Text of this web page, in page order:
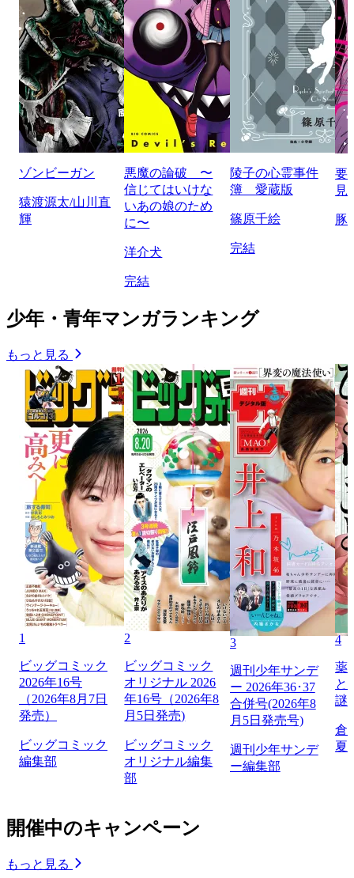
ゾンビーガン
猿渡源太/山川直
輝
悪魔の論破 〜
信じてはいけな
いあの娘のため
に〜
洋介犬
完結
陵子の心霊事件
簿 愛蔵版
篠原千絵
完結
要
見
豚
少年・青年マンガランキング
もっと見る
1
ビッグコミック
2026年16号
（2026年8月7日
発売）
ビッグコミック
編集部
2
ビッグコミック
オリジナル 2026
年16号（2026年8
月5日発売)
ビッグコミック
オリジナル編集
部
3
週刊少年サンデ
ー 2026年36･37
合併号(2026年8
月5日発売号)
週刊少年サンデ
ー編集部
4
薬
と
謎
倉
夏
開催中のキャンペーン
もっと見る